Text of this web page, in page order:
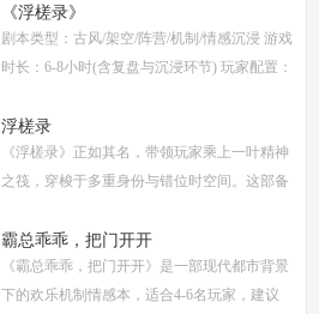
复盘、体验测评、新本攻略、类型时间和玩家
点
《浮槎录》
剧本类型：古风/架空/阵营/机制/情感沉浸 游戏
时长：6-8小时(含复盘与沉浸环节) 玩家配置：
别选择以增强代入感) 适合玩家：适合喜爱深
度
浮槎录
《浮槎录》正如其名，带领玩家乘上一叶精神
之筏，穿梭于多重身份与错位时空间。这部备
精密的机制设计和深刻的人性探讨，在剧本杀
圈
霸总乖乖，把门开开
《霸总乖乖，把门开开》是一部现代都市背景
下的欢乐机制情感本，适合4-6名玩家，建议